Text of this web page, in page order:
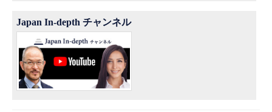
Japan In-depth チャンネル